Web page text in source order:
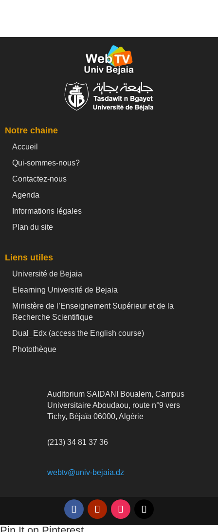
Notre chaine
Accueil
Qui-sommes-nous?
Contactez-nous
Agenda
Informations légales
Plan du site
Liens utiles
Université de Bejaia
Elearning Université de Bejaia
Ministère de l’Enseignement Supérieur et de la
Recherche Scientifique
Dual_Edx (access the English course)
Photothèque
Auditorium SAIDANI Boualem, Campus
Universitaire Aboudaou, route n°9 vers
Tichy, Béjaïa 06000, Algérie
(213) 34 81 37 36
webtv@univ-bejaia.dz